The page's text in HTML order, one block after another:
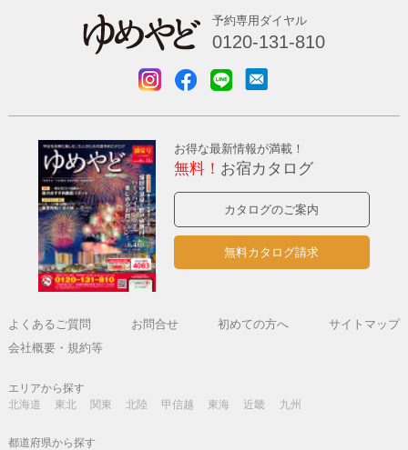
予約専用ダイヤル
0120-131-810
お得な最新情報が満載！
無料！ お宿カタログ
カタログのご案内
無料カタログ請求
よくあるご質問 お問合せ 初めての方へ
サイトマップ
会社概要・規約等
エリアから探す
北海道
東北 関東 北陸 甲信越 東海 近畿 九州
都道府県から探す